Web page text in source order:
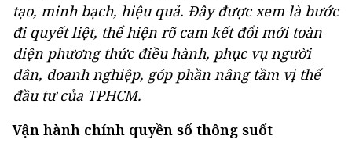
tạo, minh bạch, hiệu quả. Đây được xem là bước
đi quyết liệt, thể hiện rõ cam kết đổi mới toàn
diện phương thức điều hành, phục vụ người
dân, doanh nghiệp, góp phần nâng tầm vị thế
đầu tư của TPHCM.
Vận hành chính quyền số thông suốt